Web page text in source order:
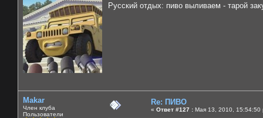
Русский отдых: пиво выливаем - тарой
Makar
Член клуба
Пользователи
Re: ПИВО
« Ответ #127 : Мая 13, 2010, 15:54:50